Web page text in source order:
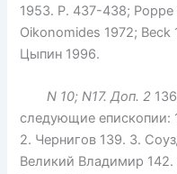
1953. P. 437-438;
Oikonomides 1972;
Цыпин 1996.
N 10; N17. Доп. 2
следующие епископии:
2. Чернигов 139. 3.
Великий Владимир 142.